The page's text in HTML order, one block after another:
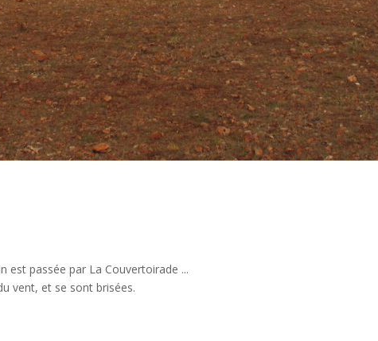
est passée par La Couvertoirade ...
vent, et se sont brisées.